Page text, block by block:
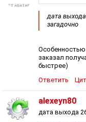
дата выхода
загадочно
Особенностью
заказал
быстрее)
Ответить
alexeyn80
дата выхода